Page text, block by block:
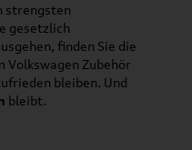
strengsten
gesetzlich
finden Sie die
Volkswagen Zubehör
bleiben. Und
bleibt.